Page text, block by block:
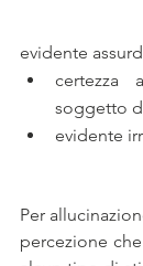
evidente
certezza
soggetto
evidente
Per
percezione